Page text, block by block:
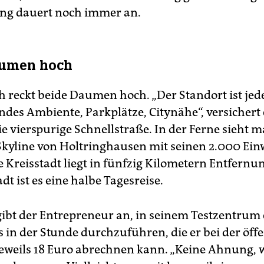
dauert noch immer an.
hoch
reckt beide Daumen hoch. „Der Standort ist
Ambiente, Parkplätze, Citynähe“,
vierspurige Schnellstraße. In der Ferne sieht
von Holtringhausen mit seinen 2.000
Kreisstadt liegt in fünfzig Kilometern
ist es eine halbe Tagesreise.
der Entrepreneur an, in seinem Testzentrum
in der Stunde durchzuführen, die er bei der
18 Euro abrechnen kann. „Keine Ahnung,